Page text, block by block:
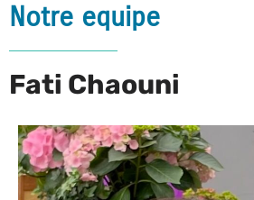
Notre equipe
Fati Chaouni